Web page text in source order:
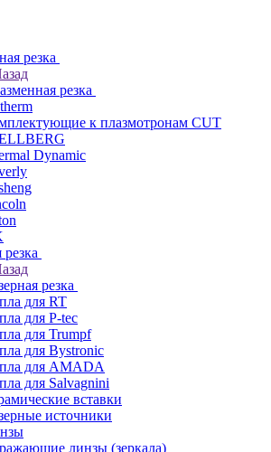
резка
резка
к плазмотронам CUT
Dynamic
резка
резка
для RT
для P-tec
для Trumpf
для Bystronic
для AMADA
для Salvagnini
вставки
источники
линзы (зеркала)